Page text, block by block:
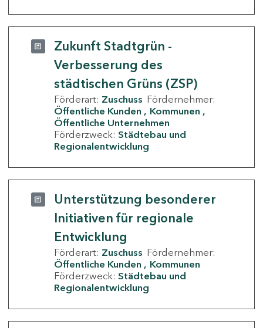
Zukunft Stadtgrün -
Verbesserung des
städtischen Grüns (ZSP)
Förderart: Zuschuss Fördernehmer:
Öffentliche Kunden
Kommunen
Öffentliche Unternehmen
Förderzweck: Städtebau und
Regionalentwicklung
Unterstützung besonderer
Initiativen für regionale
Entwicklung
Förderart: Zuschuss Fördernehmer:
Öffentliche Kunden
Kommunen
Förderzweck: Städtebau und
Regionalentwicklung